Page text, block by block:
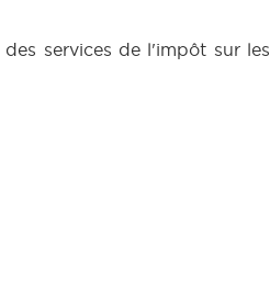
services de l'impôt sur les